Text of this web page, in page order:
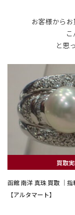
お客様から
と思
買取
函館 南洋 真珠 買取 ｜
【アルタマート】